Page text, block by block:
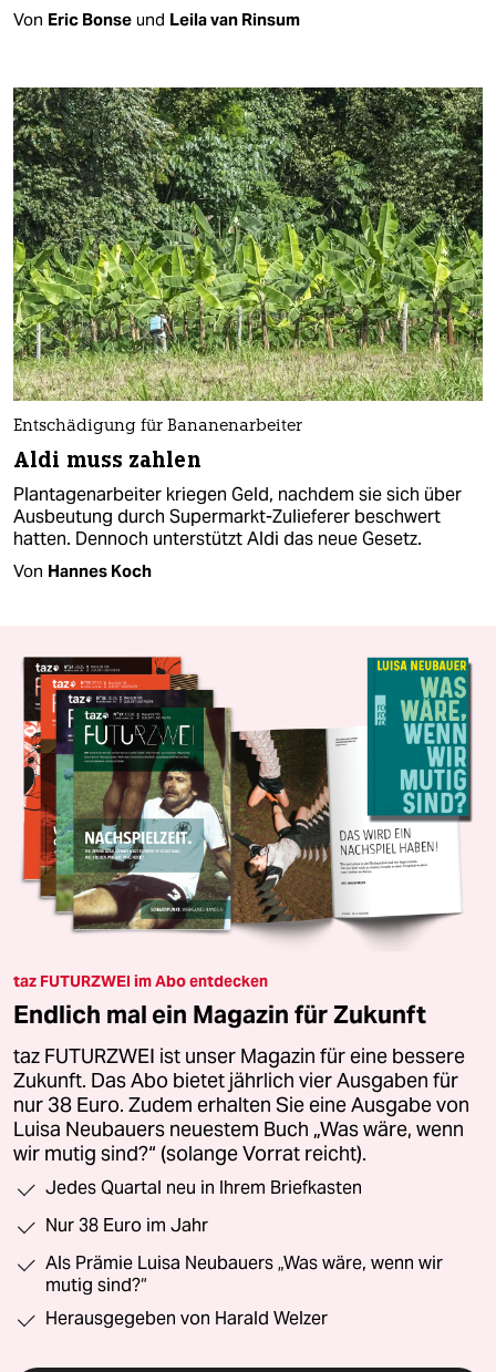
Von Eric Bonse und Leila van Rinsum
Entschädigung für Bananenarbeiter
Aldi muss zahlen
Plantagenarbeiter kriegen Geld, nachdem sie sich über
Ausbeutung durch Supermarkt-Zulieferer beschwert
hatten. Dennoch unterstützt Aldi das neue Gesetz.
Von Hannes Koch
taz FUTURZWEI im Abo entdecken
Endlich mal ein Magazin für Zukunft
taz FUTURZWEI ist unser Magazin für eine bessere
Zukunft. Das Abo bietet jährlich vier Ausgaben für
nur 38 Euro. Zudem erhalten Sie eine Ausgabe von
Luisa Neubauers neuestem Buch „Was wäre, wenn
wir mutig sind?“ (solange Vorrat reicht).
Jedes Quartal neu in Ihrem Briefkasten
Nur 38 Euro im Jahr
Als Prämie Luisa Neubauers „Was wäre, wenn wir
mutig sind?“
Herausgegeben von Harald Welzer